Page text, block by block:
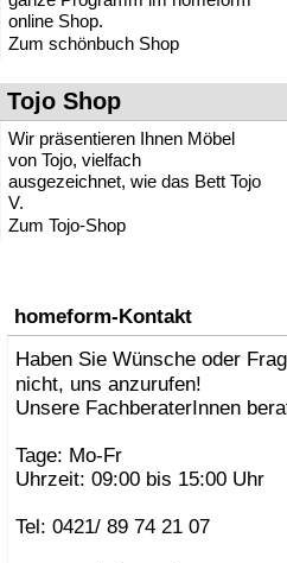
online Shop.
Zum schönbuch Shop
Tojo Shop
Wir präsentieren Ihnen Möbel
von Tojo, vielfach
ausgezeichnet, wie das Bett Tojo
V.
Zum Tojo-Shop
homeform-Kontakt
Haben Sie Wünsche oder
nicht, uns anzurufen!
Unsere FachberaterInnen
Tage: Mo-Fr
Uhrzeit: 09:00 bis 15:00 Uhr
Tel: 0421/ 89 74 21 07